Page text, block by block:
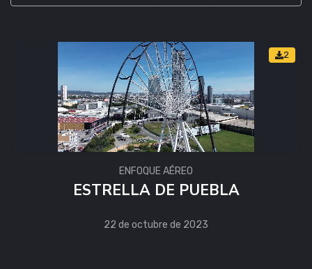
2
ENFOQUE AÉREO
ESTRELLA DE PUEBLA
22 de octubre de 2023